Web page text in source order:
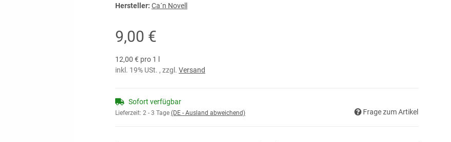
Hersteller: Ca´n Novell
9,00 €
12,00 € pro 1 l
inkl. 19% USt. , zzgl. Versand
Sofort verfügbar
Lieferzeit: 2 - 3 Tage (DE - Ausland abweichend) Frage zum Artikel